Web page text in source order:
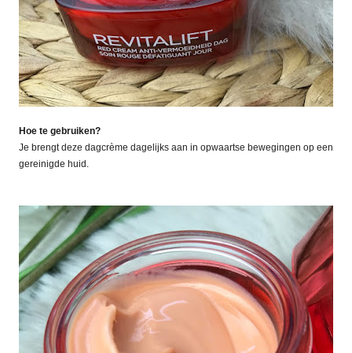
Hoe te gebruiken?
Je brengt deze dagcrème dagelijks aan in opwaartse bewegingen op een
gereinigde huid.